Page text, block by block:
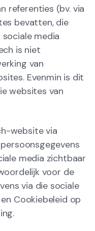
referenties (bv. via
bevatten, die
media
is niet
van
Evenmin is dit
websites van
website via
media zichtbaar
voor de
via die sociale
Cookiebeleid op